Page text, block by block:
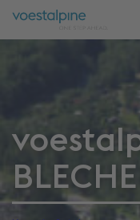
BLECHE